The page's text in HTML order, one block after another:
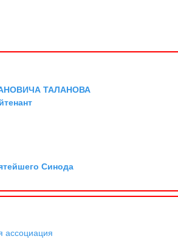
ТАЛАНОВА
Синода
ассоциация